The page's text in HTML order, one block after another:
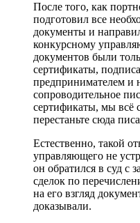
После того, как
подготовил все
документы и
конкурсному
документов были
сертификаты,
предпринимателем и
сопроводительное
сертификаты, мы всё
перестаньте сюда
Естественно, такой
управляющего не
он обратился в суд с
сделок по
на его взгляд
доказывали.